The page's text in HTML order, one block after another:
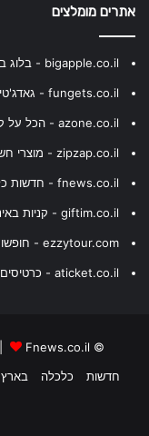
אתרים מומלצים
bigapple.co.il - בלוג בניית אתרים
fungets.co.il - גאדג'טים הכי שווים
azone.co.il - הכל על קניה באמזון
zipzap.co.il - מוצרי חשמל במחירים הגיוניים
fnews.co.il - חדשות כלכלה
giftim.co.il - קניות באינטרנט
ezzytour.com - חופשות בארץ ובעולם
aticket.co.il - כרטיסים להופעות
© Copyright 2026, All Rights Reserved |
Fnews.co.il
חדשות
כלכלה בארץ